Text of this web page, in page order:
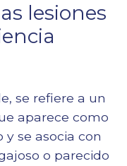
lesiones
se refiere a un
aparece como
se asocia con
o parecido